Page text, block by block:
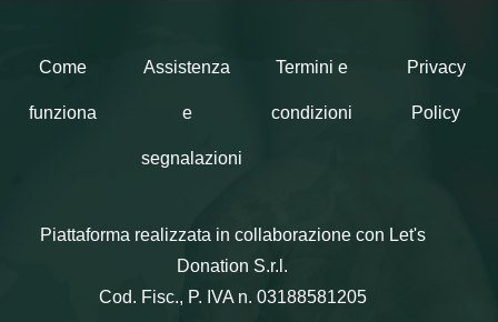
Come
funziona
Assistenza
e
segnalazioni
Termini e
condizioni
Privacy
Policy
Piattaforma realizzata in collaborazione con Let's
Donation S.r.l.
Cod. Fisc., P. IVA n. 03188581205